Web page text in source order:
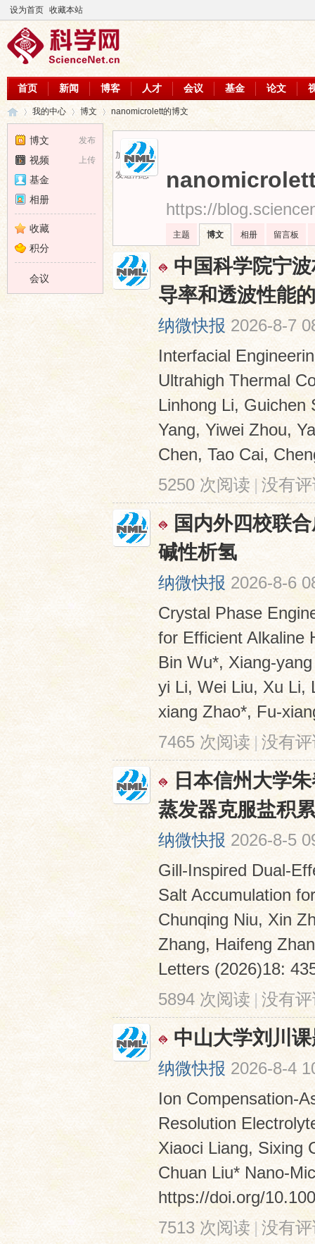
设为首页 收藏本站
首页 新闻 博客 人才 会议 基金 论文
›
我的中心 博文 nanomicrolett的博文
加为好友
发送消息
https://
主题 博文 相册 留言板
中国科学院宁
导率和透波性能
纳微快报 2026-8-7
Interfacial
Ultrahigh Thermal
Linhong Li, Guichen
Yang, Yiwei Zhou,
Chen, Tao Cai,
5250 次阅读 | 没有
国内外四校联
碱性析氢
纳微快报 2026-8-6
Crystal Phase
for Efficient Alkaline
Bin Wu*, Xiang-
yi Li, Wei Liu, Xu Li,
xiang Zhao*, Fu-
7465 次阅读 | 没有
日本信州大学
蒸发器克服盐积
纳微快报 2026-8-5
Gill-Inspired Dual-
Salt Accumulation
Chunqing Niu, Xin
Zhang, Haifeng
Letters (2026)18:
5894 次阅读 | 没有
中山大学刘川
纳微快报 2026-8-4
Ion Compensation-
Resolution
Xiaoci Liang, Sixing
Chuan Liu* Nano-
https://doi.org/
7513 次阅读 | 没有
发布
博文
上传
视频
基金
相册
收藏
积分
会议